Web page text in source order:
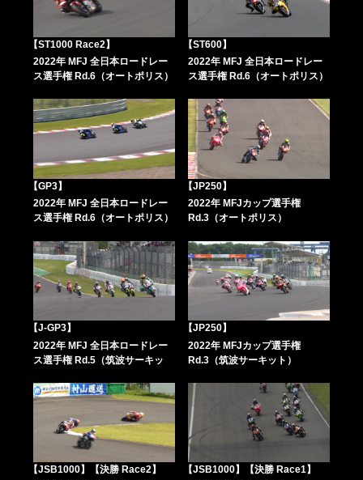
【ST1000 Race2】
2022年 MFJ 全日本ロードレー
ス選手権 Rd.6（オートポリス）
【ST600】
2022年 MFJ 全日本ロードレー
ス選手権 Rd.6（オートポリス）
【GP3】
2022年 MFJ 全日本ロードレー
ス選手権 Rd.6（オートポリス）
【JP250】
2022年 MFJカップ選手権
Rd.3（オートポリス）
【J-GP3】
2022年 MFJ 全日本ロードレー
ス選手権 Rd.5（筑波サーキッ
【JP250】
2022年 MFJカップ選手権
Rd.3（筑波サーキット）
【JSB1000】【決勝 Race2】
【JSB1000】【決勝 Race1】